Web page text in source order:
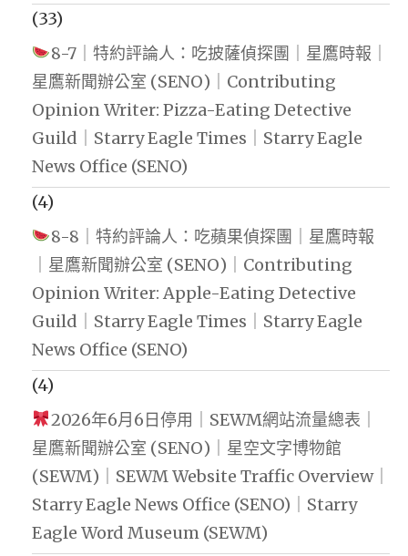
(33)
8-7｜特約評論人：吃披薩偵探團｜星鷹時報｜
星鷹新聞辦公室 (SENO)｜Contributing
Opinion Writer: Pizza-Eating Detective
Guild｜Starry Eagle Times｜Starry Eagle
News Office (SENO)
(4)
8-8｜特約評論人：吃蘋果偵探團｜星鷹時報
｜星鷹新聞辦公室 (SENO)｜Contributing
Opinion Writer: Apple-Eating Detective
Guild｜Starry Eagle Times｜Starry Eagle
News Office (SENO)
(4)
2026年6月6日停用｜SEWM網站流量總表｜
星鷹新聞辦公室 (SENO)｜星空文字博物館
(SEWM)｜SEWM Website Traffic Overview｜
Starry Eagle News Office (SENO)｜Starry
Eagle Word Museum (SEWM)